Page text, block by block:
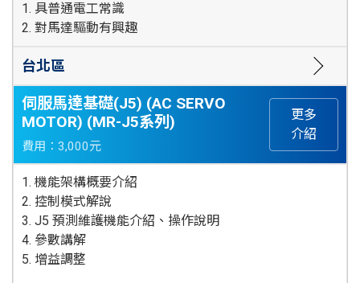
1. 具普通電工常識
2. 對馬達驅動有興趣
台北區
伺服馬達基礎(J5) (AC SERVO
MOTOR) (MR-J5系列)
費用：3,000元
更多
介紹
1. 機能架構概要介紹
2. 控制模式解說
3. J5 預測維護機能介紹、操作說明
4. 參數講解
5. 增益調整